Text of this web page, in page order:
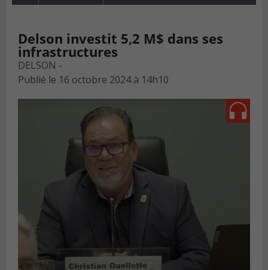
Delson investit 5,2 M$ dans ses
infrastructures
DELSON -
Publié le 16 octobre 2024 à 14h10